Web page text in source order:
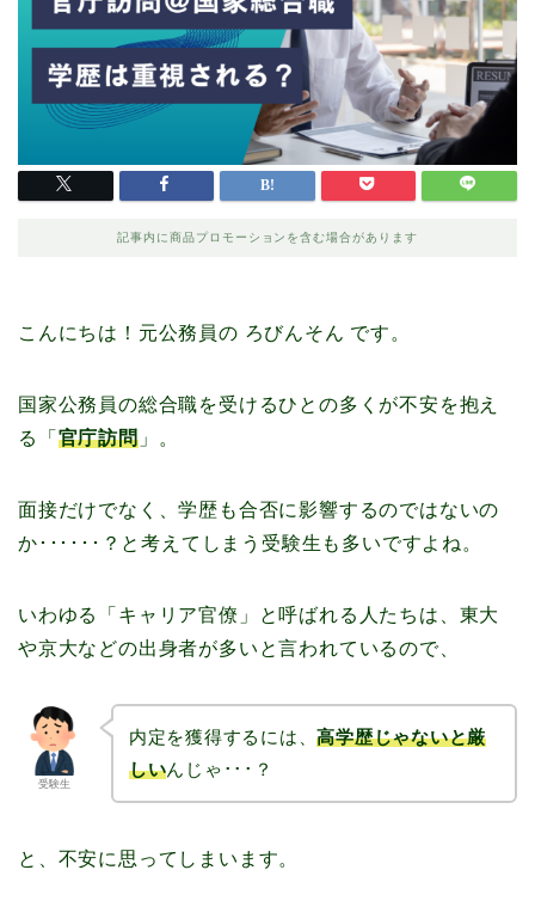
記事内に商品プロモーションを含む場合があります
こんにちは！元公務員の ろびんそん です。
国家公務員の総合職を受けるひとの多くが不安を抱え
る「 官庁訪問」。
面接だけでなく、学歴も合否に影響するのではないの
か･･････？と考えてしまう受験生も多いですよね。
いわゆる「キャリア官僚」と呼ばれる人たちは、東大
や京大などの出身者が多いと言われているので、
受験生
内定を獲得するには、高学歴じゃないと厳
しいんじゃ･･･？
と、不安に思ってしまいます。